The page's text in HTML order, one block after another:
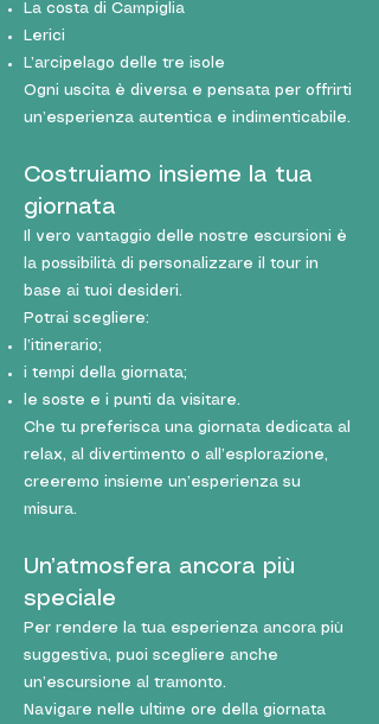
La costa di Campiglia
Lerici
L’arcipelago delle tre isole
Ogni uscita è diversa e pensata per offrirti
un’esperienza autentica e indimenticabile.
Costruiamo insieme la tua
giornata
Il vero vantaggio delle nostre escursioni è
la possibilità di personalizzare il tour in
base ai tuoi desideri.
Potrai scegliere:
l’itinerario;
i tempi della giornata;
le soste e i punti da visitare.
Che tu preferisca una giornata dedicata al
relax, al divertimento o all’esplorazione,
creeremo insieme un’esperienza su
misura.
Un’atmosfera ancora più
speciale
Per rendere la tua esperienza ancora più
suggestiva, puoi scegliere anche
un’escursione al tramonto.
Navigare nelle ultime ore della giornata